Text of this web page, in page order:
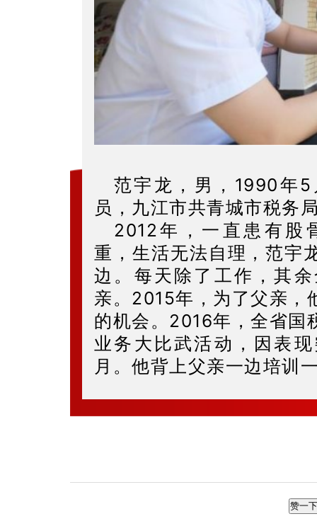
范宇龙，男，1990年
员，九江市共青城市税务
2012年，一直患有股
重，生活无法自理，范宇
边。每天除了工作，其
亲。2015年，为了父亲，
的机会。2016年，全省国
业务大比武活动，因表
月。他背上父亲一边培训
赞一下